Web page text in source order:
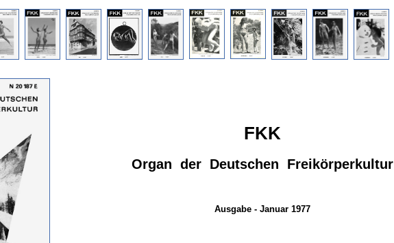
FKK
Organ der Deutschen Freikörperkultur
Ausgabe - Januar 1977